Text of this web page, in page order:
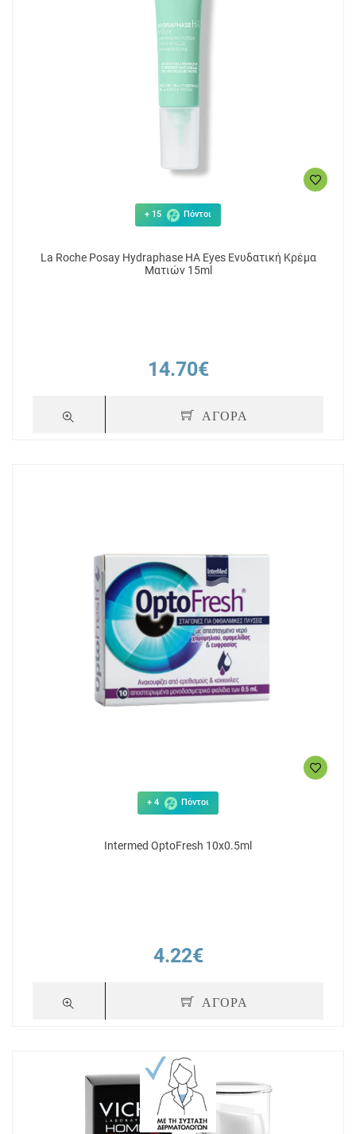
+ 15 Πόντοι
La Roche Posay Hydraphase HA Eyes Ενυδατική Κρέμα
Ματιών 15ml
14.70€
ΑΓΟΡΑ
+ 4 Πόντοι
Intermed OptoFresh 10x0.5ml
4.22€
ΑΓΟΡΑ